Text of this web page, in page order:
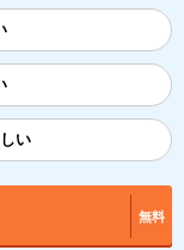
い
無料